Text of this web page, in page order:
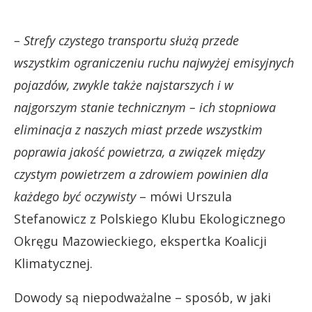
– Strefy czystego transportu służą przede
wszystkim ograniczeniu ruchu najwyżej emisyjnych
pojazdów, zwykle także najstarszych i w
najgorszym stanie technicznym – ich stopniowa
eliminacja z naszych miast przede wszystkim
poprawia jakość powietrza, a związek między
czystym powietrzem a zdrowiem powinien dla
każdego być oczywisty– mówi Urszula
Stefanowicz z Polskiego Klubu Ekologicznego
Okręgu Mazowieckiego, ekspertka Koalicji
Klimatycznej.
Dowody są niepodważalne – sposób, w jaki